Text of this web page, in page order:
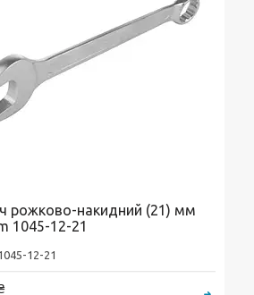
рожково-накидний (21) мм
1045-12-21
12-21